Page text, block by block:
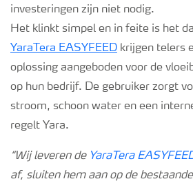
investeringen zijn niet nodig.
Het klinkt simpel en in feite is het
YaraTera EASYFEED krijgen telers
oplossing aangeboden voor de
op hun bedrijf. De gebruiker zorgt
stroom, schoon water en een
regelt Yara.
“Wij leveren de YaraTera
af, sluiten hem aan op de